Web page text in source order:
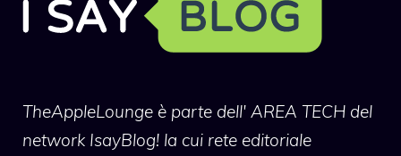
TheAppleLounge è parte dell' AREA TECH del
network IsayBlog! la cui rete editoriale